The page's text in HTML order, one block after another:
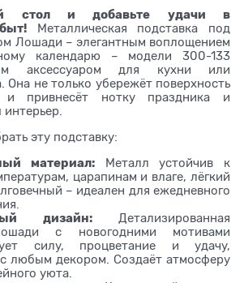
стол и добавьте удачи в
Металлическая подставка под
Лошади – элегантным воплощением
календарю – модели 300-133
аксессуаром для кухни или
Она не только убережёт поверхность
привнесёт нотку праздника и
эту подставку:
материал:Металл устойчив к
царапинам и влаге, лёгкий
– идеален для ежедневного
дизайн:Детализированная
с новогодними мотивами
силу, процветание и удачу,
любым декором. Создаёт атмосферу
уюта.